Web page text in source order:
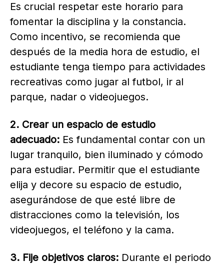
Es crucial respetar este horario para
fomentar la disciplina y la constancia.
Como incentivo, se recomienda que
después de la media hora de estudio, el
estudiante tenga tiempo para actividades
recreativas como jugar al futbol, ir al
parque, nadar o videojuegos.
2. Crear un espacio de estudio
adecuado: Es fundamental contar con un
lugar tranquilo, bien iluminado y cómodo
para estudiar. Permitir que el estudiante
elija y decore su espacio de estudio,
asegurándose de que esté libre de
distracciones como la televisión, los
videojuegos, el teléfono y la cama.
3. Fije objetivos claros: Durante el periodo